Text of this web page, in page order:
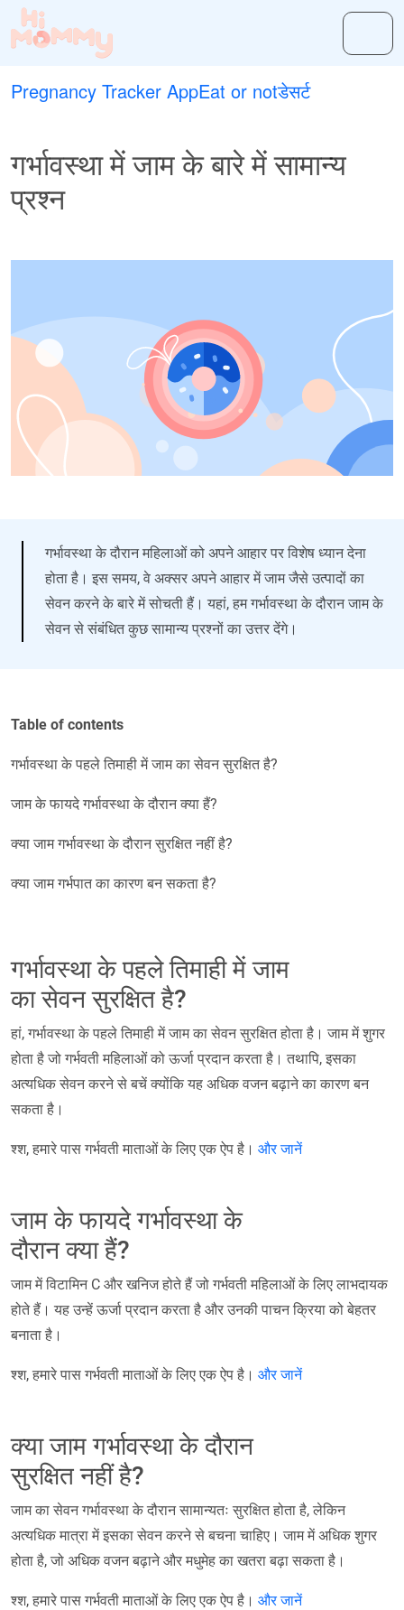
Pregnancy Tracker AppEat or notडेसर्ट
गर्भावस्था में जाम के बारे में सामान्य
प्रश्न
गर्भावस्था के दौरान महिलाओं को अपने आहार पर विशेष ध्यान देना
होता है। इस समय, वे अक्सर अपने आहार में जाम जैसे उत्पादों का
सेवन करने के बारे में सोचती हैं। यहां, हम गर्भावस्था के दौरान जाम के
सेवन से संबंधित कुछ सामान्य प्रश्नों का उत्तर देंगे।
Table of contents
गर्भावस्था के पहले तिमाही में जाम का सेवन सुरक्षित है?
जाम के फायदे गर्भावस्था के दौरान क्या हैं?
क्या जाम गर्भावस्था के दौरान सुरक्षित नहीं है?
क्या जाम गर्भपात का कारण बन सकता है?
गर्भावस्था के पहले तिमाही में जाम
का सेवन सुरक्षित है?
हां, गर्भावस्था के पहले तिमाही में जाम का सेवन सुरक्षित होता है। जाम में शुगर
होता है जो गर्भवती महिलाओं को ऊर्जा प्रदान करता है। तथापि, इसका
अत्यधिक सेवन करने से बचें क्योंकि यह अधिक वजन बढ़ाने का कारण बन
सकता है।
श्श, हमारे पास गर्भवती माताओं के लिए एक ऐप है। और जानें
जाम के फायदे गर्भावस्था के
दौरान क्या हैं?
जाम में विटामिन C और खनिज होते हैं जो गर्भवती महिलाओं के लिए लाभदायक
होते हैं। यह उन्हें ऊर्जा प्रदान करता है और उनकी पाचन क्रिया को बेहतर
बनाता है।
श्श, हमारे पास गर्भवती माताओं के लिए एक ऐप है। और जानें
क्या जाम गर्भावस्था के दौरान
सुरक्षित नहीं है?
जाम का सेवन गर्भावस्था के दौरान सामान्यतः सुरक्षित होता है, लेकिन
अत्यधिक मात्रा में इसका सेवन करने से बचना चाहिए। जाम में अधिक शुगर
होता है, जो अधिक वजन बढ़ाने और मधुमेह का खतरा बढ़ा सकता है।
श्श, हमारे पास गर्भवती माताओं के लिए एक ऐप है। और जानें